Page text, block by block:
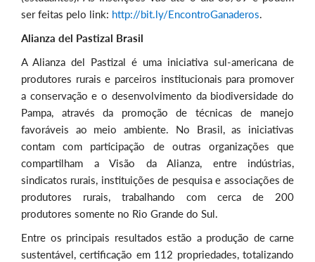
ser feitas pelo link: http://bit.ly/EncontroGanaderos.
Alianza del Pastizal Brasil
A Alianza del Pastizal é uma iniciativa sul-americana de
produtores rurais e parceiros institucionais para promover
a conservação e o desenvolvimento da biodiversidade do
Pampa, através da promoção de técnicas de manejo
favoráveis ao meio ambiente. No Brasil, as iniciativas
contam com participação de outras organizações que
compartilham a Visão da Alianza, entre indústrias,
sindicatos rurais, instituições de pesquisa e associações de
produtores rurais, trabalhando com cerca de 200
produtores somente no Rio Grande do Sul.
Entre os principais resultados estão a produção de carne
sustentável, certificação em 112 propriedades, totalizando